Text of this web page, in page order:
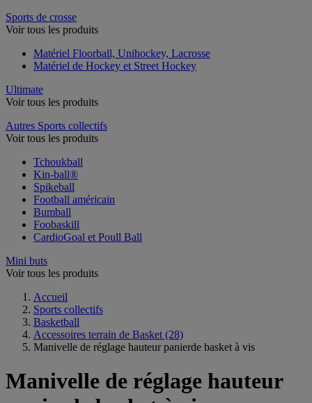
Sports de crosse
Voir tous les produits
Matériel Floorball, Unihockey, Lacrosse
Matériel de Hockey et Street Hockey
Ultimate
Voir tous les produits
Autres Sports collectifs
Voir tous les produits
Tchoukball
Kin-ball®
Spikeball
Football américain
Bumball
Foobaskill
CardioGoal et Poull Ball
Mini buts
Voir tous les produits
Accueil
Sports collectifs
Basketball
Accessoires terrain de Basket (28)
Manivelle de réglage hauteur panierde basket à vis
Manivelle de réglage hauteur